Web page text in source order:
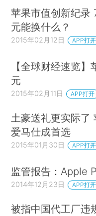
苹果市值创新纪录
元能换什么？
2015年02月12日 APP打开
【全球财经速览
元
2015年02月11日 APP打开
土豪送礼更实际了
爱马仕成首选
2015年01月30日 APP打开
监管报告：Apple
2014年12月23日 APP打开
被指中国代工厂违